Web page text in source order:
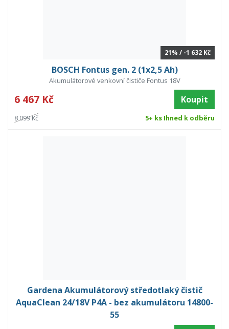
21% / -1 632 Kč
BOSCH Fontus gen. 2 (1x2,5 Ah)
Akumulátorové venkovní čističe Fontus 18V
6 467 Kč Koupit
8 099 Kč 5+ ks Ihned k odběru
Gardena Akumulátorový středotlaký čistič
AquaClean 24/18V P4A - bez akumulátoru 14800-
55